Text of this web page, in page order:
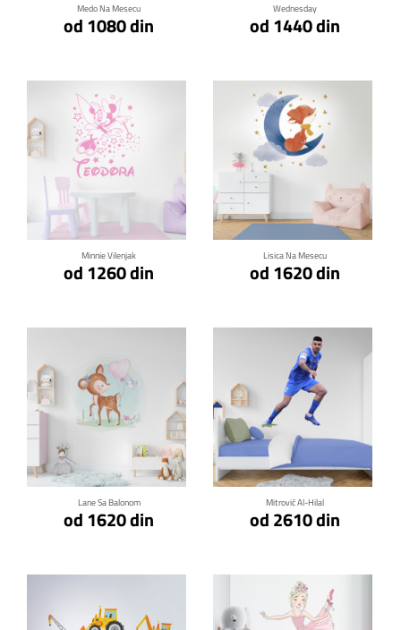
Medo Na Mesecu
od 1080 din
Wednesday
od 1440 din
Minnie Vilenjak
od 1260 din
Klikni za detalje
Lisica Na Mesecu
od 1620 din
Klikni za detalje
Lane Sa Balonom
od 1620 din
Klikni za detalje
Mitrović Al-Hilal
od 2610 din
Klikni za detalje